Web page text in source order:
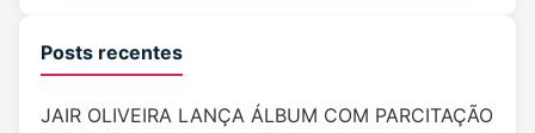
Posts recentes
JAIR OLIVEIRA LANÇA ÁLBUM COM PARCITAÇÃO